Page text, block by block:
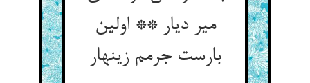
میر دیار ** اولین
بارست جرمم زینهار